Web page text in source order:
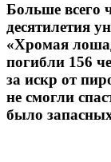
Больше всего
десятилетия
«Хромая
погибли 156
за искр от
не смогли
было